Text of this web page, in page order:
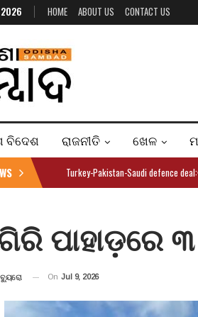
2026 HOME ABOUT US CONTACT US
ବିଦେଶ ରାଜନୀତି ଖେଳ
Turkey-Pakistan-Saudi
ପାହାଡ଼ରେ
ବ୍ୟୁରୋ On Jul 9, 2026